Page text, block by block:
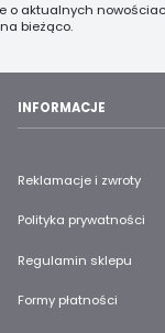
o aktualnych
bieżąco.
INFORMACJE
Reklamacje i zwroty
Polityka prywatności
Regulamin sklepu
Formy płatności